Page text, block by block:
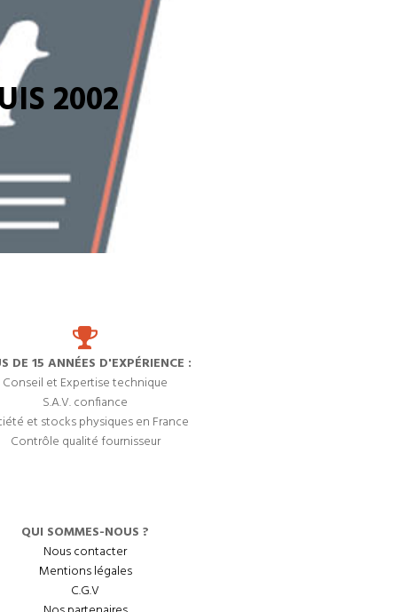
2002
DE 15 ANNÉES D'EXPÉRIENCE :
Conseil et Expertise technique
S.A.V. confiance
et stocks physiques en France
Contrôle qualité fournisseur
QUI SOMMES-NOUS ?
Nous contacter
Mentions légales
C.G.V